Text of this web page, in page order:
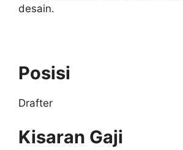
desain.
Posisi
Drafter
Kisaran Gaji